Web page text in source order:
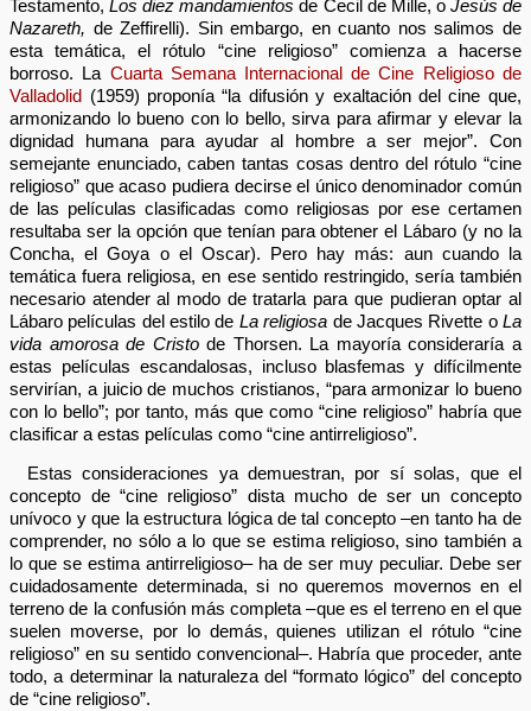
Testamento,Los diez mandamientos de Cecil de Mille, o Jesús de
Nazareth, de Zeffirelli). Sin embargo, en cuanto nos salimos de
esta temática, el rótulo “cine religioso” comienza a hacerse
borroso. La Cuarta Semana Internacional de Cine Religioso de
Valladolid (1959) proponía “la difusión y exaltación del cine que,
armonizando lo bueno con lo bello, sirva para afirmar y elevar la
dignidad humana para ayudar al hombre a ser mejor”. Con
semejante enunciado, caben tantas cosas dentro del rótulo “cine
religioso” que acaso pudiera decirse el único denominador común
de las películas clasificadas como religiosas por ese certamen
resultaba ser la opción que tenían para obtener el Lábaro (y no la
Concha, el Goya o el Oscar). Pero hay más: aun cuando la
temática fuera religiosa, en ese sentido restringido, sería también
necesario atender al modo de tratarla para que pudieran optar al
Lábaro películas del estilo de La religiosa de Jacques Rivette o La
vida amorosa de Cristode Thorsen. La mayoría consideraría a
estas películas escandalosas, incluso blasfemas y difícilmente
servirían, a juicio de muchos cristianos, “para armonizar lo bueno
con lo bello”; por tanto, más que como “cine religioso” habría que
clasificar a estas películas como “cine antirreligioso”.
Estas consideraciones ya demuestran, por sí solas, que el
concepto de “cine religioso” dista mucho de ser un concepto
unívoco y que la estructura lógica de tal concepto –en tanto ha de
comprender, no sólo a lo que se estima religioso, sino también a
lo que se estima antirreligioso– ha de ser muy peculiar. Debe ser
cuidadosamente determinada, si no queremos movernos en el
terreno de la confusión más completa –que es el terreno en el que
suelen moverse, por lo demás, quienes utilizan el rótulo “cine
religioso” en su sentido convencional–. Habría que proceder, ante
todo, a determinar la naturaleza del “formato lógico” del concepto
de “cine religioso”.